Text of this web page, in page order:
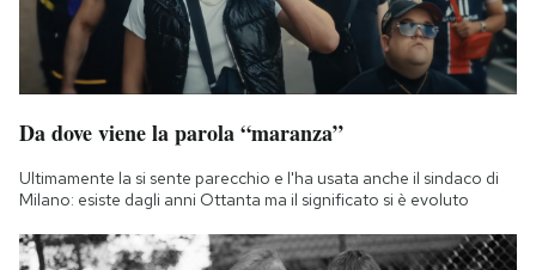
Da dove viene la parola “maranza”
Ultimamente la si sente parecchio e l'ha usata anche il sindaco di
Milano: esiste dagli anni Ottanta ma il significato si è evoluto